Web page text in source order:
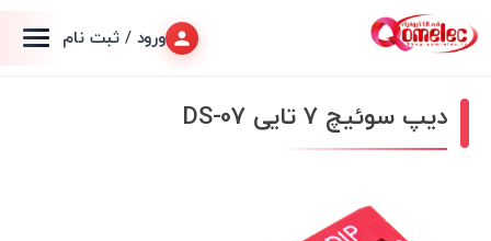
ورود / ثبت نام
دیپ سوئیچ 7 تایی DS-07